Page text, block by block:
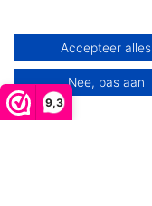
9,3
Accepteer alles
Nee, pas aan